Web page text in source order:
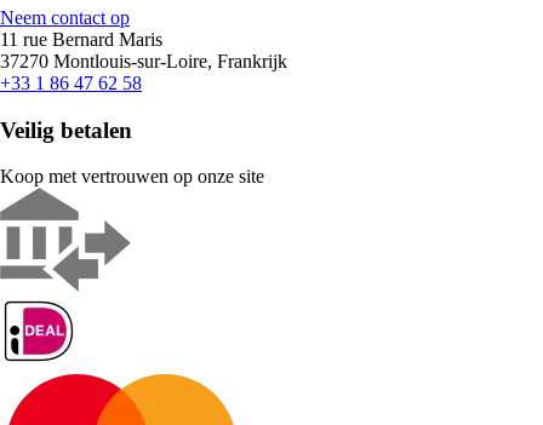
Neem contact op
11 rue Bernard Maris
37270 Montlouis-sur-Loire, Frankrijk
+33 1 86 47 62 58
Veilig betalen
Koop met vertrouwen op onze site